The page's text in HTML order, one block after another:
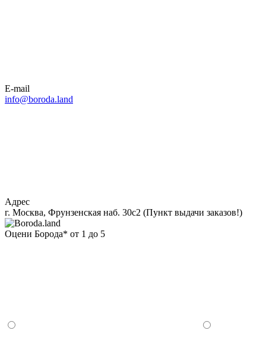
E-mail
info@boroda.land
Адрес
г. Москва, Фрунзенская наб. 30с2 (Пункт выдачи заказов!)
Оцени Борода* от 1 до 5